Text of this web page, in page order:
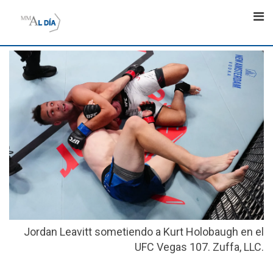
Jordan Leavitt sometiendo a Kurt Holobaugh en el
UFC Vegas 107. Zuffa, LLC.